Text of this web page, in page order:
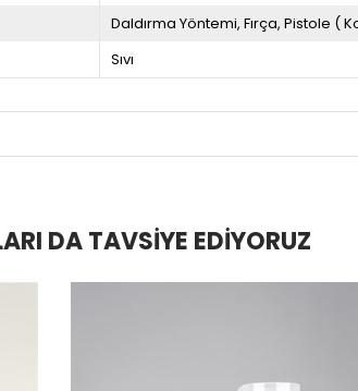
Daldırma Yöntemi Fırça Pistole (
Sıvı
DA TAVSIYE EDIYORUZ